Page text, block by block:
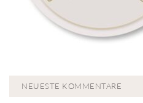
NEUESTE KOMMENTARE